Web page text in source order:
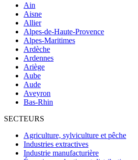
Ain
Aisne
Allier
Alpes-de-Haute-Provence
Alpes-Maritimes
Ardèche
Ardennes
Ariège
Aube
Aude
Aveyron
Bas-Rhin
SECTEURS
Agriculture, sylviculture et pêche
Industries extractives
Industrie manufacturière